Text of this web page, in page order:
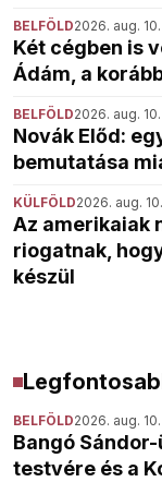
BELFÖLD2026. aug.
Két cégben is
Ádám, a
BELFÖLD2026. aug.
Novák Előd:
bemutatása
KÜLFÖLD2026. aug.
Az amerikaiak
riogatnak,
készül
BELFÖLD2026. aug.
Bangó
testvére és a